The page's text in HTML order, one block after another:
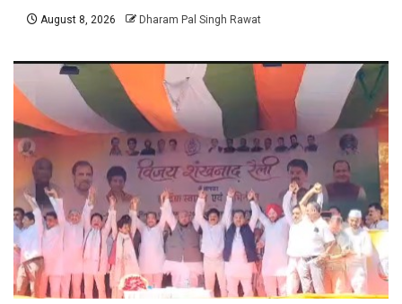
August 8, 2026 Dharam Pal Singh Rawat